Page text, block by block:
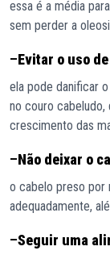
essa é a média
sem perder a
–Evitar o uso
ela pode danificar
no couro
crescimento das
–Não deixar o
o cabelo preso por
adequadamente,
–Seguir uma